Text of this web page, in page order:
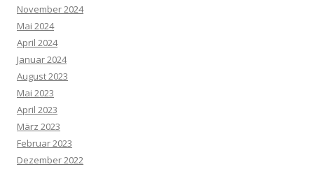
November 2024
Mai 2024
April 2024
Januar 2024
August 2023
Mai 2023
April 2023
März 2023
Februar 2023
Dezember 2022